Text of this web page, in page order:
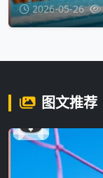
2026-05-26
图文推荐